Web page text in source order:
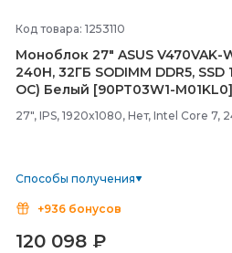
Код товара: 1253110
Моноблок 27" ASUS V470VAK-
240H, 32ГБ SODIMM DDR5,
ОС) Белый [90PT03W1-M01KL0]
27", IPS, 1920x1080, Нет, Intel Core 7,
Способы получения
+936 бонусов
120 098 ₽